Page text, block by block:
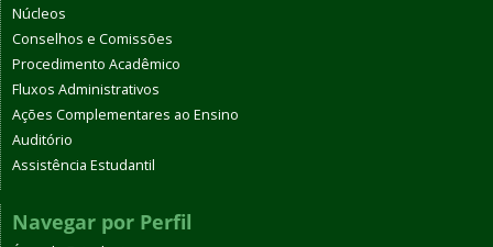
Núcleos
Conselhos e Comissões
Procedimento Acadêmico
Fluxos Administrativos
Ações Complementares ao Ensino
Auditório
Assistência Estudantil
Navegar por Perfil